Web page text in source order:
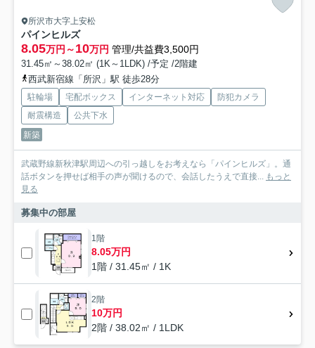
所沢市大字上安松
パインヒルズ
8.05万円～10万円 管理/共益費3,500円
31.45㎡～38.02㎡ (1K～1LDK) /予定 /2階建
西武新宿線「所沢」駅 徒歩28分
駐輪場 宅配ボックス インターネット対応
防犯カメラ
耐震構造
公共下水
新築
武蔵野線新秋津駅周辺への引っ越しをお考えなら「パインヒルズ」。通
話ボタンを押せば相手の声が聞けるので、会話したうえで直接... もっと
見る
募集中の部屋
1階
8.05万円
1階 / 31.45㎡ / 1K
2階
10万円
2階 / 38.02㎡ / 1LDK